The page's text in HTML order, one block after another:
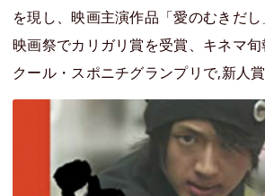
を現し、映画主演作品「愛のむきだ
映画祭でカリガリ賞を受賞、キネマ
クール・スポニチグランプリで,新人賞